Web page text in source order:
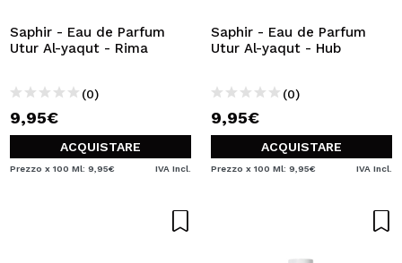
Saphir - Eau de Parfum
Utur Al-yaqut - Rima
(0)
9,95€
ACQUISTARE
Prezzo x 100 Ml: 9,95€ IVA Incl.
Saphir - Eau de Parfum
Utur Al-yaqut - Hub
(0)
9,95€
ACQUISTARE
Prezzo x 100 Ml: 9,95€ IVA Incl.